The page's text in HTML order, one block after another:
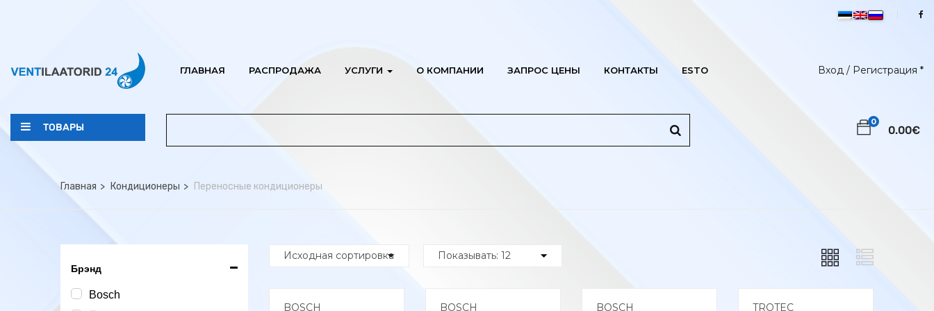
ГЛАВНАЯ РАСПРОДАЖА УСЛУГИ О КОМПАНИИ ЗАПРОС ЦЕНЫ КОНТАКТЫ ESTO Вход / Регистрация *
ТОВАРЫ 0
0.00€
Главная Кондиционеры Переносные кондиционеры
Брэнд
Bosch
BOSCH BOSCH BOSCH TROTEC